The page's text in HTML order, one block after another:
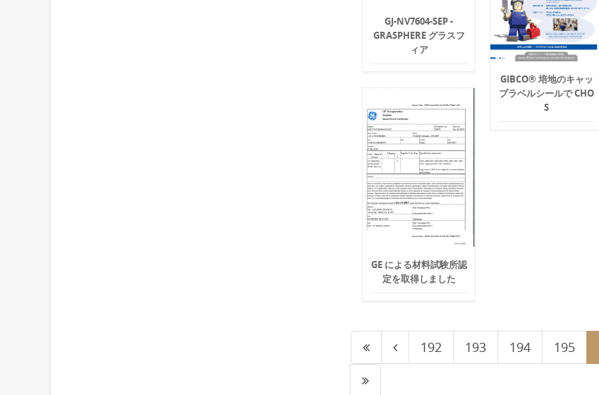
GJ-NV7604-SEP -
GRASPHERE グラスフ
ィア
GIBCO® 培地のキャッ
プラベルシールで CHO
S
GE による材料試験所認
定を取得しました
192 193 194 195